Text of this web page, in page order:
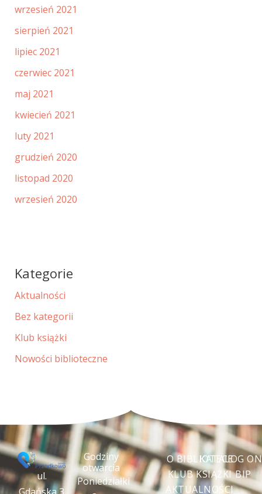
wrzesień 2021
sierpień 2021
lipiec 2021
czerwiec 2021
maj 2021
kwiecień 2021
luty 2021
grudzień 2020
listopad 2020
wrzesień 2020
Kategorie
Aktualności
Bez kategorii
Klub książki
Nowości biblioteczne
ul.
Gdańska 3
Godziny
otwarcia
Poniedziałki
O BIBLIOTECE
KLUB KSIĄŻKI
AKTUALNOŚCI
KATALOG
BIP